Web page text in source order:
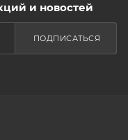
и новостей
ПОДПИСАТЬСЯ